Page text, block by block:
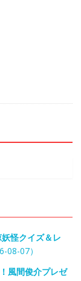
怪クイズ＆レ
08-07）
風間俊介プレゼ